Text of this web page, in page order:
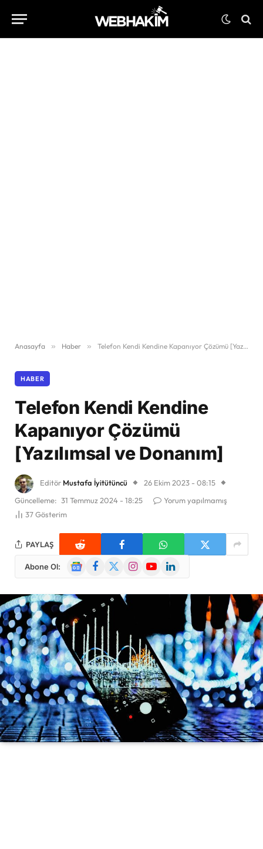
Anasayfa » Haber » Telefon Kendi Kendine Kapanıyor Çözümü [Yazılımsal ve Donanım]
HABER
Telefon Kendi Kendine
Kapanıyor Çözümü
[Yazılımsal ve Donanım]
Editör Mustafa İyitütüncü
26 Ekim 2023 - 08:15
Güncelleme: 31 Temmuz 2024 - 18:25
Yorum yapılmamış
37Gösterim
PAYLAŞ
Abone Ol:
GoogleFacebook
X
InstagramYouTubeLinkedIn